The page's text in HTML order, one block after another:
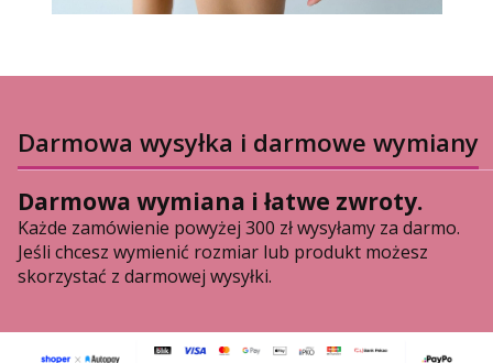
Darmowa wysyłka i darmowe wymiany
Darmowa wymiana i łatwe zwroty.
Każde zamówienie powyżej 300 zł wysyłamy za darmo.
Jeśli chcesz wymienić rozmiar lub produkt możesz
skorzystać z darmowej wysyłki.